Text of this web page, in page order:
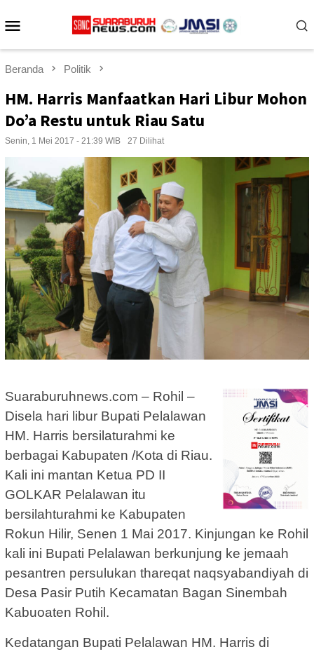
ke
Beranda Politik
HM. Harris Manfaatkan Hari Libur Mohon
Do’a Restu untuk Riau Satu
Senin, 1 Mei 2017 - 21:39 WIB 27 Dilihat
Suaraburuhnews.com – Rohil –
Disela hari libur Bupati Pelalawan
HM. Harris bersilaturahmi ke
berbagai Kabupaten /Kota di Riau.
Kali ini mantan Ketua PD II
GOLKAR Pelalawan itu
bersilahturahmi ke Kabupaten
Rokun Hilir, Senen 1 Mai 2017. Kinjungan ke Rohil
kali ini Bupati Pelalawan berkunjung ke jemaah
pesantren persulukan thareqat naqsyabandiyah di
Desa Pasir Putih Kecamatan Bagan Sinembah
Kabuoaten Rohil.
Kedatangan Bupati Pelalawan HM. Harris di